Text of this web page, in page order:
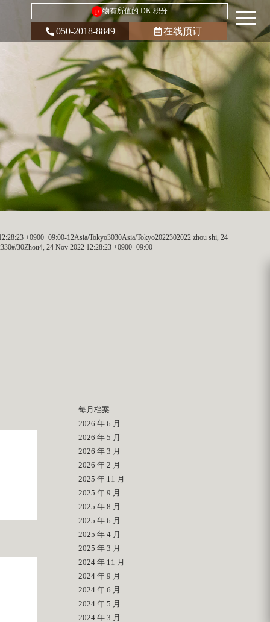
p 物有所值的 DK 积分
050-2018-8849 在线预订
+0900+09:00-12Asia/Tokyo3030Asia/Tokyo2022302022 zhou shi, 24
30Zhou4, 24 Nov 2022 12:28:23 +0900+09:00-
每月档案
2026 年 6 月
2026 年 5 月
2026 年 3 月
2026 年 2 月
2025 年 11 月
2025 年 9 月
2025 年 8 月
2025 年 6 月
2025 年 4 月
2025 年 3 月
2024 年 11 月
2024 年 9 月
2024 年 6 月
2024 年 5 月
2024 年 3 月